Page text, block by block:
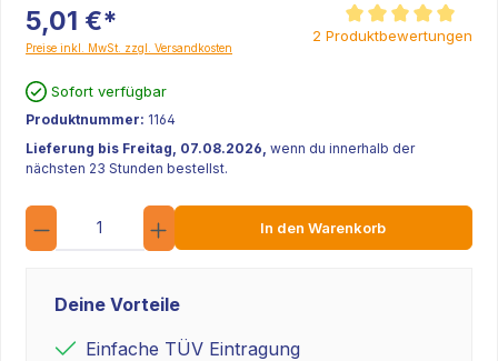
5,01 €*
Preise inkl. MwSt. zzgl. Versandkosten
Durchschnittliche
2 Produktbewertungen
Sofort verfügbar
Produktnummer: 1164
Lieferung bis Freitag, 07.08.2026, wenn du innerhalb der
nächsten 23 Stunden bestellst.
Anzahl
In den Warenkorb
Deine Vorteile
Einfache TÜV Eintragung